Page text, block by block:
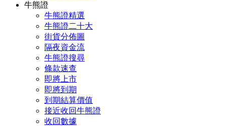
牛熊證
牛熊證精選
牛熊證二十大
街貨分佈圖
隔夜資金流
牛熊證搜尋
條款速查
即將上市
即將到期
到期結算價值
接近收回牛熊證
收回數據